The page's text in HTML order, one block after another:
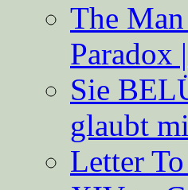
The
Paradox
Sie
glaubt
Letter